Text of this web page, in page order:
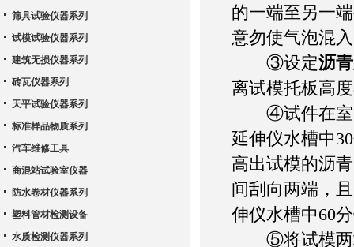
的一端至另一
意勿使气泡混
③设定沥
离试模托板高
④试件在室温
延伸仪水槽中
高出试模的沥
间刮向两端，
伸仪水槽中60
⑤将试模两端
筛具试验仪器系列
试模试验仪器系列
建筑无损仪器系列
砖瓦仪器系列
天平试验仪器系列
标准样品物质系列
汽车维修工具
商混站试验室仪器
防水卷材仪器系列
塑料管材检测设备
水质检测仪器系列